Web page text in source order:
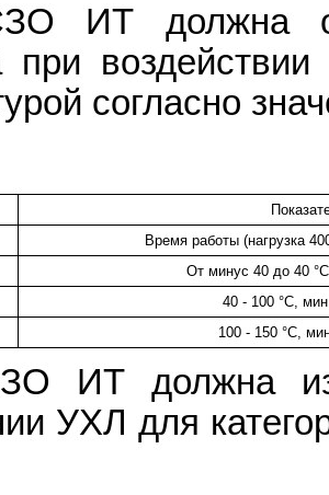
ИТ должна
при
согласно
Время работы (нагрузка
От минус 40 до 40
40 - 100 °С,
100 - 150 °С,
ИТ должна
УХЛ для